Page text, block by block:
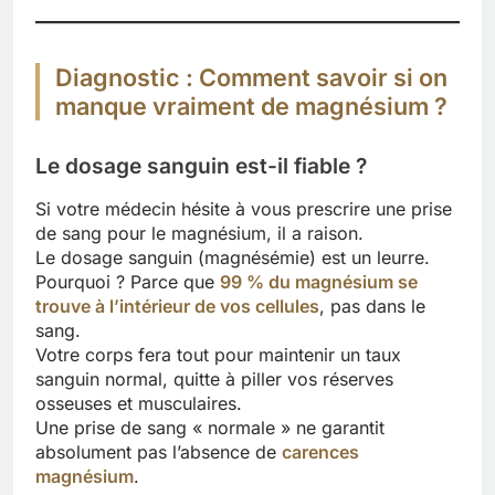
Diagnostic : Comment savoir si on
manque vraiment de magnésium ?
Le dosage sanguin est-il fiable ?
Si votre médecin hésite à vous prescrire une prise
de sang pour le magnésium, il a raison.
Le dosage sanguin (magnésémie) est un leurre.
Pourquoi ? Parce que 99 % du magnésium se
trouve à l’intérieur de vos cellules, pas dans le
sang.
Votre corps fera tout pour maintenir un taux
sanguin normal, quitte à piller vos réserves
osseuses et musculaires.
Une prise de sang « normale » ne garantit
absolument pas l’absence de carences
magnésium.